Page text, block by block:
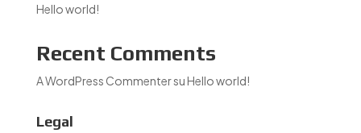
Hello world!
Recent Comments
A WordPress CommentersuHello world!
Legal